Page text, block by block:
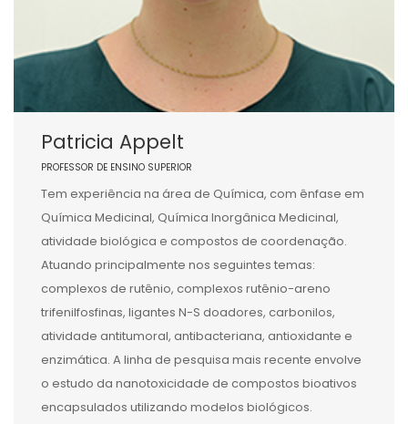
Patricia Appelt
PROFESSOR DE ENSINO SUPERIOR
Tem experiência na área de Química, com ênfase em
Química Medicinal, Química Inorgânica Medicinal,
atividade biológica e compostos de coordenação.
Atuando principalmente nos seguintes temas:
complexos de rutênio, complexos rutênio-areno
trifenilfosfinas, ligantes N-S doadores, carbonilos,
atividade antitumoral, antibacteriana, antioxidante e
enzimática. A linha de pesquisa mais recente envolve
o estudo da nanotoxicidade de compostos bioativos
encapsulados utilizando modelos biológicos.